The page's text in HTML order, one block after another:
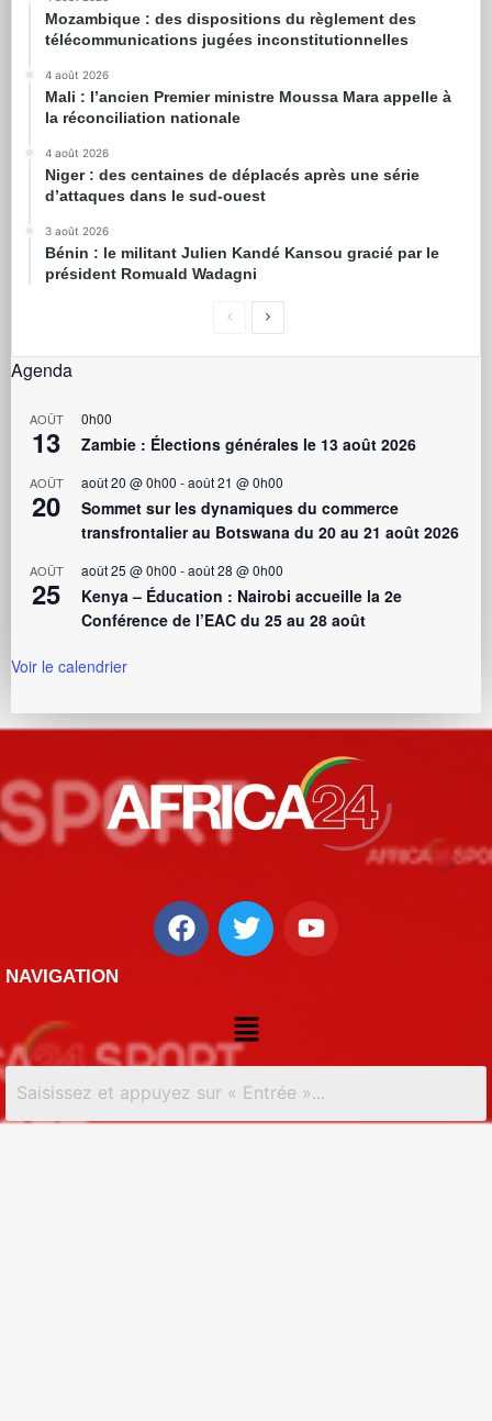
Mozambique : des dispositions du règlement des
télécommunications jugées inconstitutionnelles
4 août 2026
Mali : l’ancien Premier ministre Moussa Mara appelle à
la réconciliation nationale
4 août 2026
Niger : des centaines de déplacés après une série
d’attaques dans le sud-ouest
3 août 2026
Bénin : le militant Julien Kandé Kansou gracié par le
président Romuald Wadagni
Agenda
AOÛT
13
0h00
Zambie : Élections générales le 13 août 2026
AOÛT
20
août 20 @ 0h00 -août 21 @ 0h00
Sommet sur les dynamiques du commerce
transfrontalier au Botswana du 20 au 21 août 2026
AOÛT
25
août 25 @ 0h00 -août 28 @ 0h00
Kenya – Éducation : Nairobi accueille la 2e
Conférence de l’EAC du 25 au 28 août
Voir le calendrier
NAVIGATION